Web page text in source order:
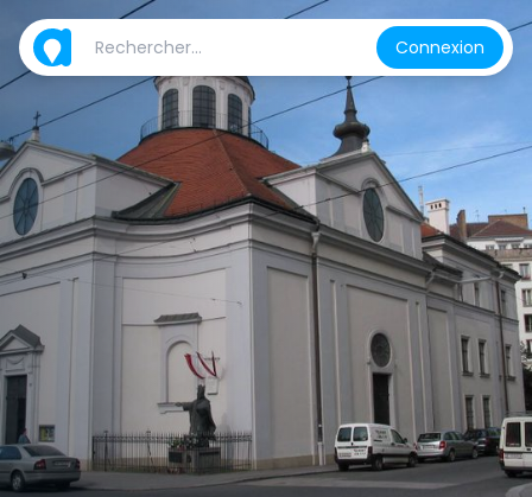
Connexion